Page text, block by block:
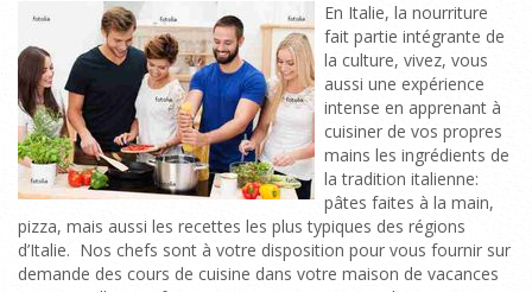
En Italie, la nourriture
fait partie intégrante de
la culture, vivez, vous
aussi une expérience
intense en apprenant à
cuisiner de vos propres
mains les ingrédients de
la tradition italienne:
pâtes faites à la main,
pizza, mais aussi les recettes les plus typiques des régions
d’Italie. Nos chefs sont à votre disposition pour vous fournir sur
demande des cours de cuisine dans votre maison de vacances